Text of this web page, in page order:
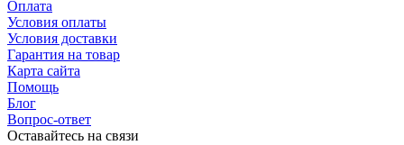
Оплата
Условия оплаты
Условия доставки
Гарантия на товар
Карта сайта
Помощь
Блог
Вопрос-ответ
Оставайтесь на связи